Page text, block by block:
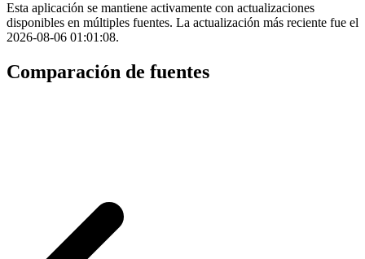
Esta aplicación se mantiene activamente con actualizaciones
disponibles en múltiples fuentes. La actualización más reciente fue el
2026-08-06 01:01:08.
Comparación de fuentes